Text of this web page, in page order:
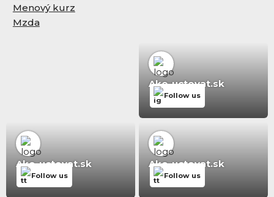
Menový kurz
Mzda
Ako-uctovat.sk
Follow us
Ako-uctovat.sk
Follow us
Ako-uctovat.sk
Follow us